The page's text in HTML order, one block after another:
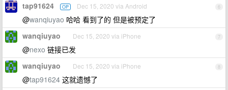
6
tap91624 OP Dec 15, 2020 via Android
@wanqiuyao 哈哈 看到了的 但是被预定了
7
wanqiuyao Dec 15, 2020 via iPhone
@nexo 链接已发
8
wanqiuyao Dec 15, 2020 via iPhone
@tap91624 这就遗憾了